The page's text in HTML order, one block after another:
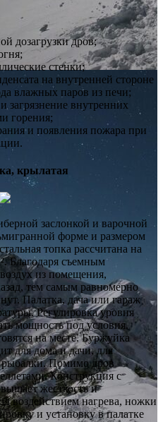
дозагрузки дров;
стенки;
на внутренней стороне
влажных паров из печи;
загрязнение внутренних
горения;
и появления пожара при
крылатая
заслонкой и варочной
форме и размером
топка рассчитана на
Благодаря съемным
из помещения,
тем самым равномерно
Палатка, дача или гараж
Регулировка уровня
мощность под условия.
на месте. Буржуйка
для дома и дачи, для
рыбалки. Помимо дров
Конструкция с
жесткость и
воздействием нагрева, ножки
и установку в палатке